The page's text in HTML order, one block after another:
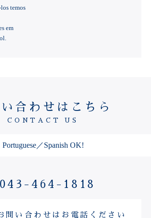
temos
em
合わせはこちら
CONTACT US
Portuguese／Spanish OK!
043-464-1818
問い合わせはお電話ください